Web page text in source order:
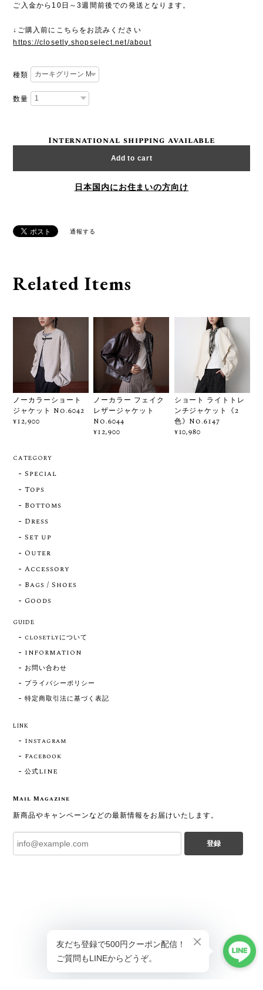
ご入金から10日～3週間前後での発送となります。
↓ご購入前にこちらをお読みください
https://closetly.shopselect.net/about
種類
数量
International shipping available
Add to cart
日本国内にお住まいの方向け
通報する
Related Items
ノーカラーショート
ジャケット No.6042
¥12,900
ノーカラー フェイク
レザージャケット
No.6044
¥12,900
ショート ライトトレ
ンチジャケット《2
色》No.6147
¥10,980
CATEGORY
Special
Tops
Bottoms
Dress
Set up
Outer
Accessory
Bags / Shoes
Goods
GUIDE
closetlyについて
INFORMATION
お問い合わせ
プライバシーポリシー
特定商取引法に基づく表記
LINK
Instagram
Facebook
公式LINE
Mail Magazine
新商品やキャンペーンなどの最新情報をお届けいたします。
登録